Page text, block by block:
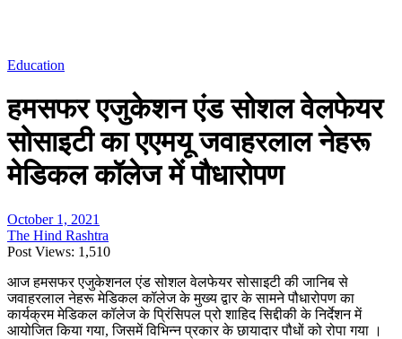
Education
हमसफर एजुकेशन एंड सोशल वेलफेयर
सोसाइटी का एएमयू जवाहरलाल नेहरू
मेडिकल कॉलेज में पौधारोपण
October 1, 2021
The Hind Rashtra
Post Views: 1,510
आज हमसफर एजुकेशनल एंड सोशल वेलफेयर सोसाइटी की जानिब से
जवाहरलाल नेहरू मेडिकल कॉलेज के मुख्य द्वार के सामने पौधारोपण का
कार्यक्रम मेडिकल कॉलेज के प्रिंसिपल प्रो शाहिद सिद्दीकी के निर्देशन में
आयोजित किया गया, जिसमें विभिन्न प्रकार के छायादार पौधों को रोपा गया ।